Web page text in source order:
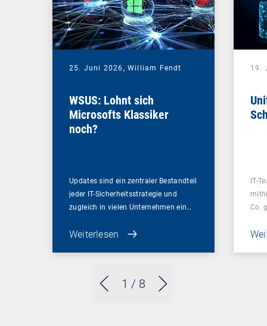
1 / 8
25. Juni 2026, William Fendt
WSUS: Lohnt sich
Microsofts Klassiker
noch?
Updates sind ein zentraler Bestandteil
jeder IT-Sicherheitsstrategie und
zugleich in vielen Unternehmen ein…
Weiterlesen
19.
IT-
Co.